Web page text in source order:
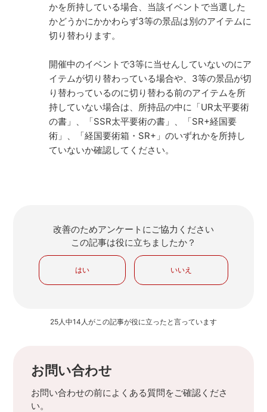
かを所持している場合、当該イベントで当選した
かどうかにかかわらず3等の景品は別のアイテムに
切り替わります。
開催中のイベントで3等に当せんしていないのにア
イテムが切り替わっている場合や、3等の景品が切
り替わっているのに切り替わる前のアイテムを所
持していない場合は、所持品の中に「UR太平要術
の書」、「SSR太平要術の書」、「SR+経国要
術」、「経国要術箱・SR+」のいずれかを所持し
ていないか確認してください。
改善のためアンケートにご協力ください
この記事は役に立ちましたか？
はい いいえ
25人中14人がこの記事が役に立ったと言っています
お問い合わせ
お問い合わせの前によくある質問をご確認くださ
い。